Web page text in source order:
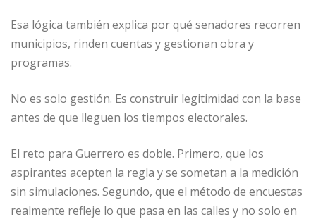
Esa lógica también explica por qué senadores recorren
municipios, rinden cuentas y gestionan obra y
programas.
No es solo gestión. Es construir legitimidad con la base
antes de que lleguen los tiempos electorales.
El reto para Guerrero es doble. Primero, que los
aspirantes acepten la regla y se sometan a la medición
sin simulaciones. Segundo, que el método de encuestas
realmente refleje lo que pasa en las calles y no solo en